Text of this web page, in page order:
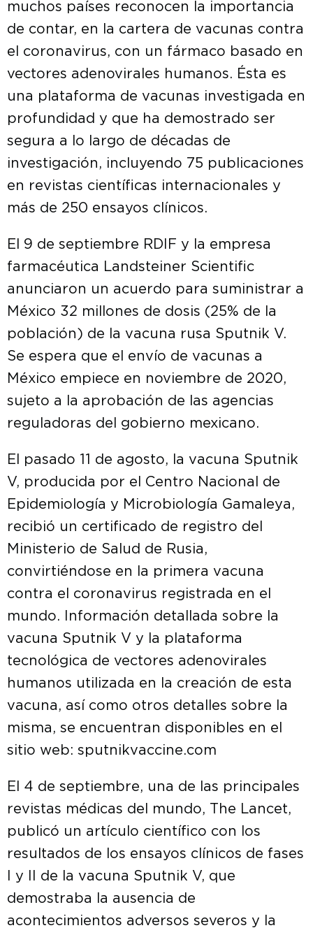
muchos países reconocen la importancia
de contar, en la cartera de vacunas contra
el coronavirus, con un fármaco basado en
vectores adenovirales humanos. Ésta es
una plataforma de vacunas investigada en
profundidad y que ha demostrado ser
segura a lo largo de décadas de
investigación, incluyendo 75 publicaciones
en revistas científicas internacionales y
más de 250 ensayos clínicos.
El 9 de septiembre RDIF y la empresa
farmacéutica Landsteiner Scientific
anunciaron un acuerdo para suministrar a
México 32 millones de dosis (25% de la
población) de la vacuna rusa Sputnik V.
Se espera que el envío de vacunas a
México empiece en noviembre de 2020,
sujeto a la aprobación de las agencias
reguladoras del gobierno mexicano.
El pasado 11 de agosto, la vacuna Sputnik
V, producida por el Centro Nacional de
Epidemiología y Microbiología Gamaleya,
recibió un certificado de registro del
Ministerio de Salud de Rusia,
convirtiéndose en la primera vacuna
contra el coronavirus registrada en el
mundo. Información detallada sobre la
vacuna Sputnik V y la plataforma
tecnológica de vectores adenovirales
humanos utilizada en la creación de esta
vacuna, así como otros detalles sobre la
misma, se encuentran disponibles en el
sitio web: sputnikvaccine.com
El 4 de septiembre, una de las principales
revistas médicas del mundo, The Lancet,
publicó un artículo científico con los
resultados de los ensayos clínicos de fases
I y II de la vacuna Sputnik V, que
demostraba la ausencia de
acontecimientos adversos severos y la